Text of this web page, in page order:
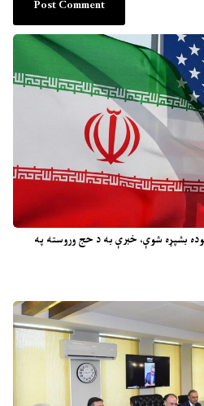
بشپړه شوې، خبرې به د حج وروسته په